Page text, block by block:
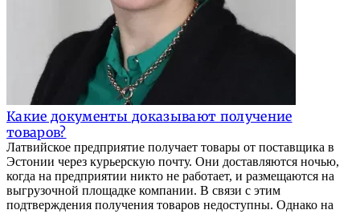
Какие документы доказывают получение
товаров?
Латвийское предприятие получает товары от поставщика в
Эстонии через курьерскую почту. Они доставляются ночью,
когда на предприятии никто не работает, и размещаются на
выгрузочной площадке компании. В связи с этим
подтверждения получения товаров недоступны. Однако на